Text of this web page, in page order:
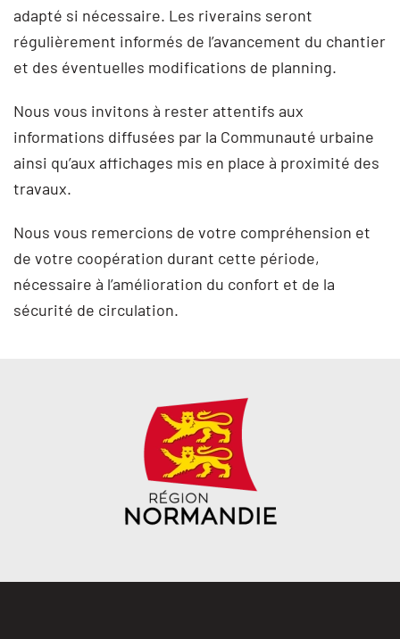
adapté si nécessaire. Les riverains seront
régulièrement informés de l’avancement du chantier
et des éventuelles modifications de planning.
Nous vous invitons à rester attentifs aux
informations diffusées par la Communauté urbaine
ainsi qu’aux affichages mis en place à proximité des
travaux.
Nous vous remercions de votre compréhension et
de votre coopération durant cette période,
nécessaire à l’amélioration du confort et de la
sécurité de circulation.